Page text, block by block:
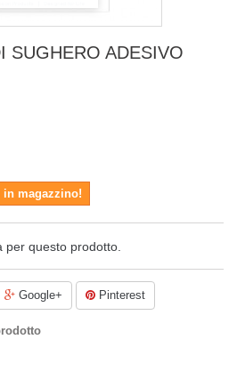
SUGHERO ADESIVO
magazzino!
per questo prodotto.
Google+ Pinterest